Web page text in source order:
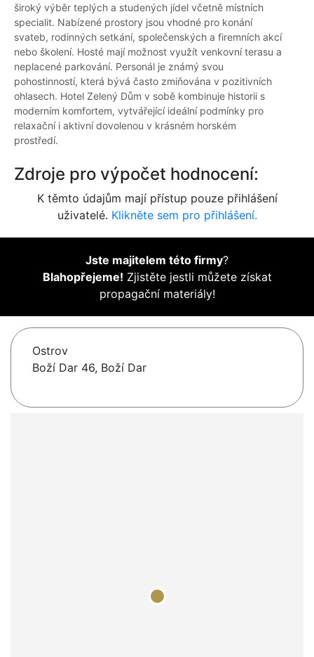
široký výběr teplých a studených jídel včetně místních
specialit. Nabízené prostory jsou vhodné pro konání
svateb, rodinných setkání, společenských a firemních akcí
nebo školení. Hosté mají možnost využít venkovní terasu a
neplacené parkování. Personál je známý svou
pohostinností, která bývá často zmiňována v pozitivních
ohlasech. Hotel Zelený Dům v sobě kombinuje historii s
moderním komfortem, vytvářející ideální podmínky pro
relaxační i aktivní dovolenou v krásném horském
prostředí.
Zdroje pro výpočet hodnocení:
K těmto údajům mají přístup pouze přihlášení
uživatelé. Klikněte sem pro přihlášení.
Jste majitelem této firmy?
Blahopřejeme! Zjistěte jestli můžete získat
propagační materiály!
Ostrov
Boží Dar 46, Boží Dar